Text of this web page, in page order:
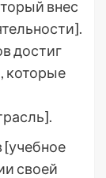
внес
достиг
которые
[учебное
своей